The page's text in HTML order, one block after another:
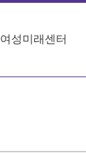
여성미래센터